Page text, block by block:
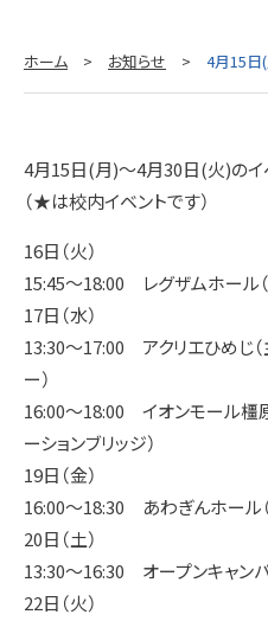
ホーム > お知らせ > 4月15日
4月15日(月)～4月30日(火)のイ
（★は校内イベントです）
16日（火）
15:45～18:00 レグザムホール（
17日（水）
13:30～17:00 アクリエひめじ（
ー）
16:00～18:00 イオンモール橿
ーションブリッジ）
19日（金）
16:00～18:30 あわぎんホール（
20日（土）
13:30～16:30 オープンキャン
22日（火）